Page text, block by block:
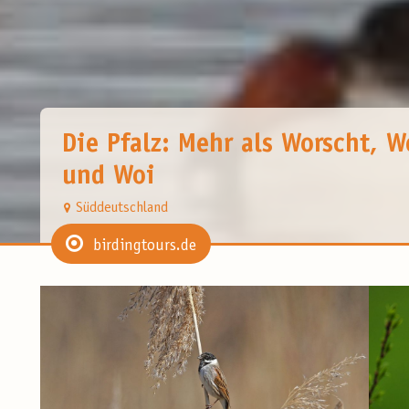
Die Pfalz: Mehr als Worscht,
und Woi
Süddeutschland
birdingtours.de